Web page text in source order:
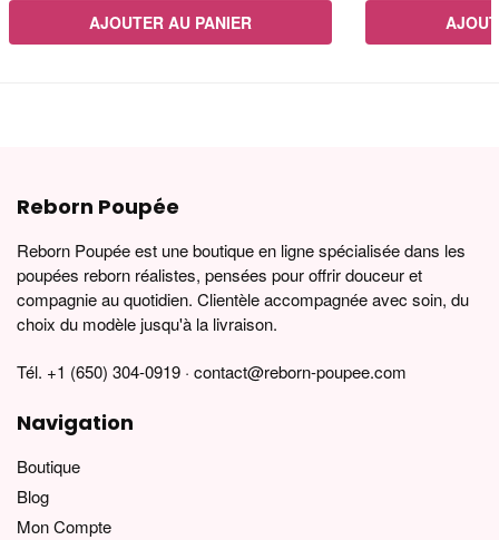
AJOUTER AU PANIER
Reborn Poupée
Reborn Poupée est une boutique en ligne spécialisée dans les
poupées reborn réalistes, pensées pour offrir douceur et
compagnie au quotidien. Clientèle accompagnée avec soin, du
choix du modèle jusqu'à la livraison.
Tél. +1 (650) 304-0919 · contact@reborn-poupee.com
Navigation
Boutique
Blog
Mon Compte